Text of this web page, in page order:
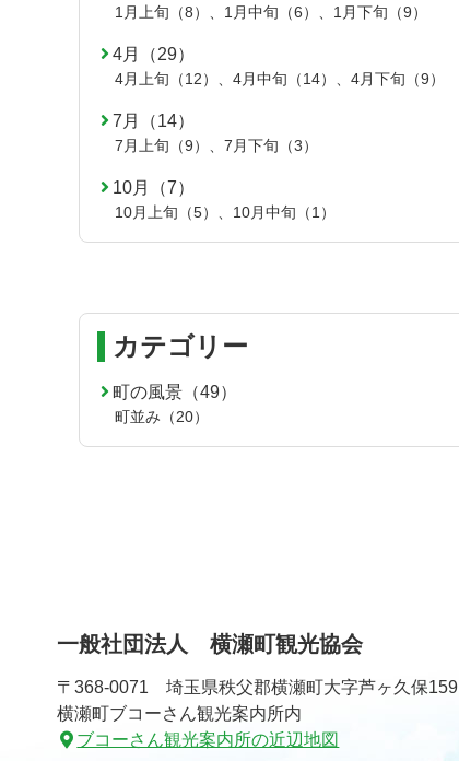
1月上旬（8） 、 1月中旬（6） 、 1月下旬（9）
4月（29）
4月上旬（12） 、 4月中旬（14） 、 4月下旬（9）
7月（14）
7月上旬（9） 、 7月下旬（3）
10月（7）
10月上旬（5） 、 10月中旬（1）
カテゴリー
町の風景（49）
町並み（20）
一般社団法人 横瀬町観光協会
〒368-0071 埼玉県秩父郡横瀬町大字芦ヶ久保159
横瀬町ブコーさん観光案内所内
ブコーさん観光案内所の近辺地図